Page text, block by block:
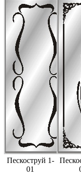
Пескоструй 1-
01